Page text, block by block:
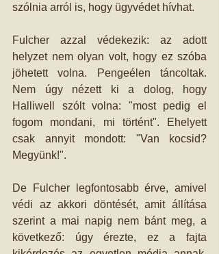
szólnia arról is, hogy ügyvédet hívhat.
Fulcher azzal védekezik: az adott
helyzet nem olyan volt, hogy ez szóba
jöhetett volna. Pengeélen táncoltak.
Nem úgy nézett ki a dolog, hogy
Halliwell szólt volna: "most pedig el
fogom mondani, mi történt". Ehelyett
csak annyit mondott: "Van kocsid?
Megyünk!".
De Fulcher legfontosabb érve, amivel
védi az akkori döntését, amit állítása
szerint a mai napig nem bánt meg, a
következő: úgy érezte, ez a fajta